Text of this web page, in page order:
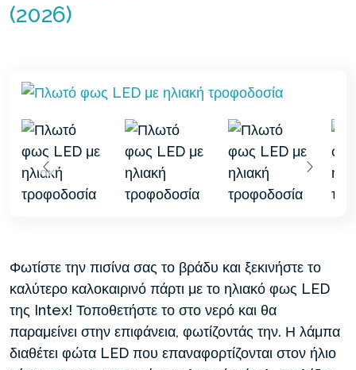
(2026)
Φωτίστε την πισίνα σας το βράδυ και ξεκινήστε το
καλύτερο καλοκαιρινό πάρτι με το ηλιακό φως LED
της Intex! Τοποθετήστε το στο νερό και θα
παραμείνει στην επιφάνεια, φωτίζοντάς την. Η λάμπα
διαθέτει φώτα LED που επαναφορτίζονται στον ήλιο